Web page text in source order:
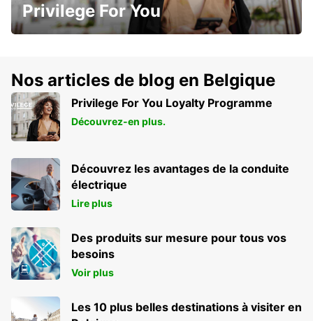
Privilege For You
Nos articles de blog en Belgique
Privilege For You Loyalty Programme
Découvrez-en plus.
Découvrez les avantages de la conduite
électrique
Lire plus
Des produits sur mesure pour tous vos
besoins
Voir plus
Les 10 plus belles destinations à visiter en